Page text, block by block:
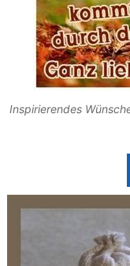
Inspirierendes